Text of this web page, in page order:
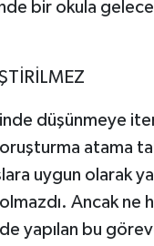
bir okula
düşünmeye
atama
uygun olarak
Ancak ne
yapılan bu